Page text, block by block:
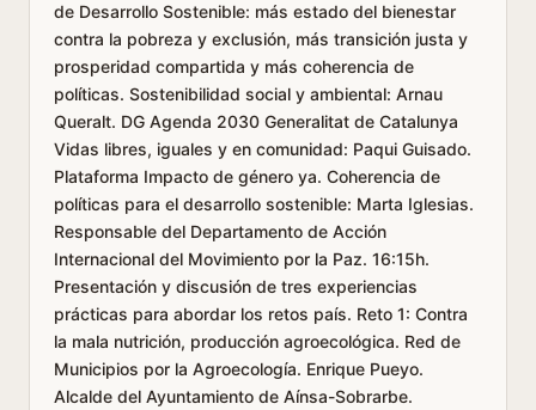
de Desarrollo Sostenible: más estado del bienestar
contra la pobreza y exclusión, más transición justa y
prosperidad compartida y más coherencia de
políticas. Sostenibilidad social y ambiental: Arnau
Queralt. DG Agenda 2030 Generalitat de Catalunya
Vidas libres, iguales y en comunidad: Paqui Guisado.
Plataforma Impacto de género ya. Coherencia de
políticas para el desarrollo sostenible: Marta Iglesias.
Responsable del Departamento de Acción
Internacional del Movimiento por la Paz. 16:15h.
Presentación y discusión de tres experiencias
prácticas para abordar los retos país. Reto 1: Contra
la mala nutrición, producción agroecológica. Red de
Municipios por la Agroecología. Enrique Pueyo.
Alcalde del Ayuntamiento de Aínsa-Sobrarbe.